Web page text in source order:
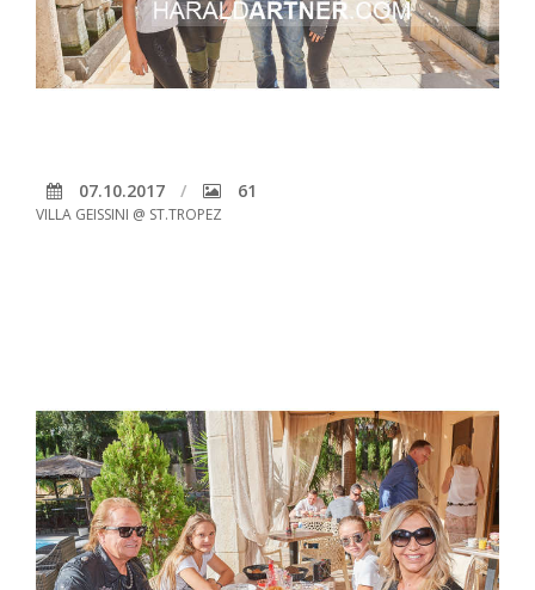
07.10.2017 61
VILLA GEISSINI @ ST.TROPEZ